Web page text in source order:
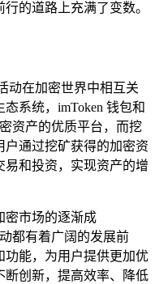
的道路上充满了变数。
动在加密世界中相互关
系统，imToken 钱包和
资产的优质平台，而挖
通过挖矿获得的加密资
易和投资，实现资产的增
密市场的逐渐成
都有着广阔的发展前
功能，为用户提供更加优
断创新，提高效率、降低